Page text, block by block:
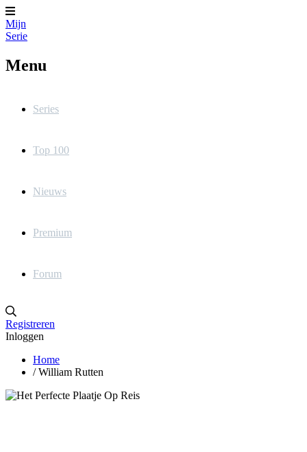
Mijn
Serie
Menu
Series
Top 100
Nieuws
Premium
Forum
Registreren
Inloggen
Home
/ William Rutten